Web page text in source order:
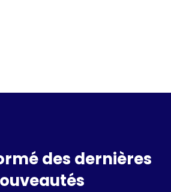
des dernières